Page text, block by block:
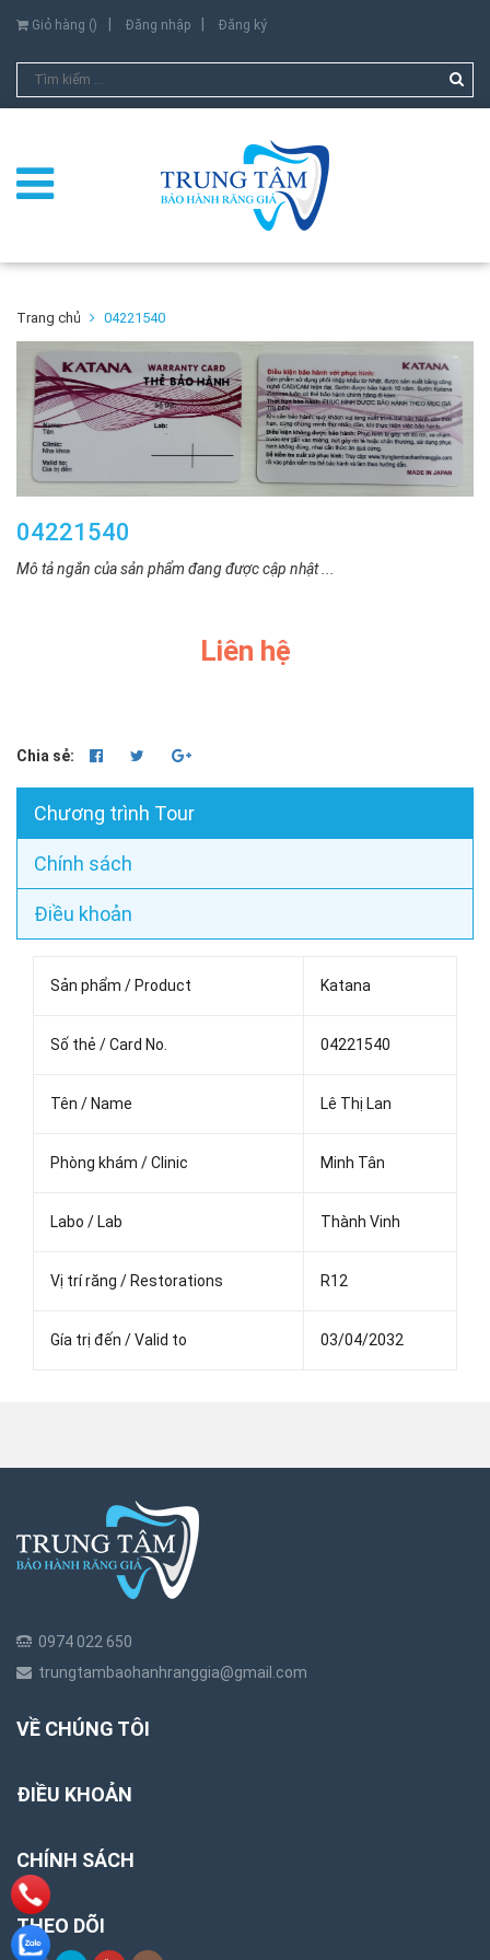
Giỏ hàng () Đăng nhập Đăng ký
Trang chủ 04221540
04221540
Mô tả ngắn của sản phẩm đang được cập nhật ...
Liên hệ
Chia sẻ:
Chương trình Tour
Chính sách
Điều khoản
Sản phẩm / Product Katana
Số thẻ / Card No. 04221540
Tên / Name Lê Thị Lan
Phòng khám / Clinic Minh Tân
Labo / Lab Thành Vinh
Vị trí răng / Restorations R12
Gía trị đến / Valid to 03/04/2032
0974 022 650
trungtambaohanhranggia@gmail.com
VỀ CHÚNG TÔI
ĐIỀU KHOẢN
CHÍNH SÁCH
THEO DÕI